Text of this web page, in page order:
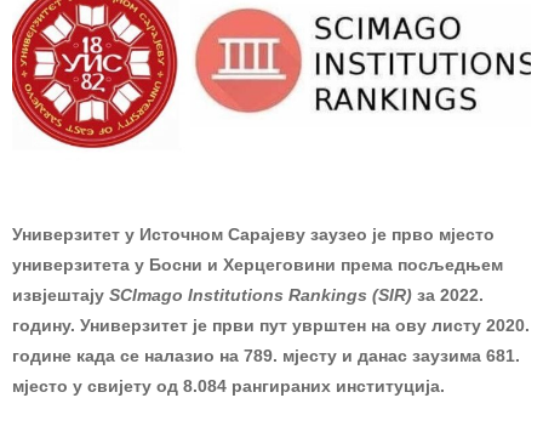
Универзитет у Источном Сарајеву заузео је прво мјесто
универзитета у Босни и Херцеговини према посљедњем
извјештају SCImago Institutions Rankings (SIR) за 2022.
годину. Универзитет је први пут уврштен на ову листу 2020.
године када се налазио на 789. мјесту и данас заузима 681.
мјесто у свијету од 8.084 рангираних институција.